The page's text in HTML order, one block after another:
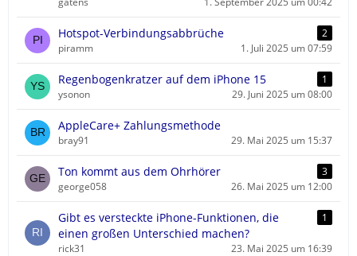
Hotspot-Verbindungsabbrüche
2
piramm
1. Juli 2025 um 07:59
Regenbogenkratzer auf dem iPhone 15
1
ysonon
29. Juni 2025 um 08:00
AppleCare+ Zahlungsmethode
bray91 29. Mai 2025 um 15:37
Ton kommt aus dem Ohrhörer
3
george058
26. Mai 2025 um 12:00
Gibt es versteckte iPhone-Funktionen, die
einen großen Unterschied machen?
1
rick31 23. Mai 2025 um 16:39